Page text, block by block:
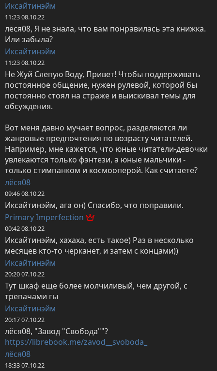
Иксайтинэйм
11:23 08.10.22
лёся08, Я не знала, что вам понравилась эта книжка.
Или забыла?
Иксайтинэйм
11:23 08.10.22
Не Жуй Слепую Воду, Привет! Чтобы поддерживать
постоянное общение, нужен рулевой, которой бы
постоянно стоял на страже и выискивал темы для
обсуждения.
Вот меня давно мучает вопрос, разделяются ли
жанровые предпочтения по возрасту читателей.
Например, мне кажется, что юные читатели-девочки
увлекаются только фэнтези, а юные мальчики -
только стимпанком и космооперой. Как считаете?
лёся08
09:46 08.10.22
Иксайтинэйм, ага он) Спасибо, что поправили.
Primary Imperfection
00:42 08.10.22
Иксайтинэйм, хахаха, есть такое) Раз в несколько
месяцев кто-то черканет, и затем с концами))
Иксайтинэйм
20:20 07.10.22
Тут шкаф еще более молчиливый, чем другой, с
трепачами гы
Иксайтинэйм
20:17 07.10.22
https://librebook.me/zavod__svoboda_
лёся08
18:33 07.10.22